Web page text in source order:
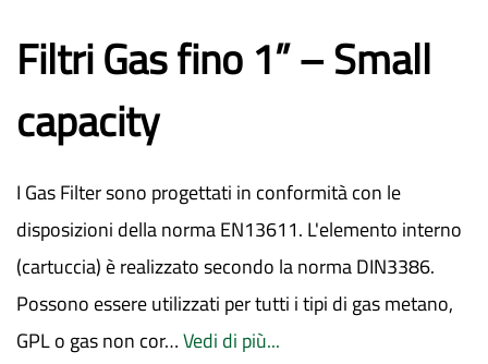
Filtri Gas fino 1” – Small
capacity
I Gas Filter sono progettati in conformità con le
disposizioni della norma EN13611. L'elemento interno
(cartuccia) è realizzato secondo la norma DIN3386.
Possono essere utilizzati per tutti i tipi di gas metano,
GPL o gas non cor…Vedi di più...